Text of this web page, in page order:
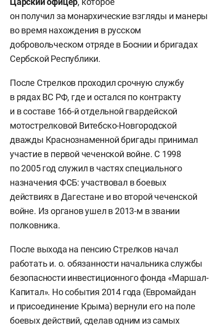
он получил за монархические взгляды и манеры
во время нахождения в русском
добровольческом отряде в Боснии и бригадах
Сербской Республики.
После Стрелков проходил срочную службу
в рядах ВС РФ, где и остался по контракту
и в составе 166-й отдельной гвардейской
мотострелковой Витебско-Новгородской
дважды Краснознаменной бригады принимал
участие в первой чеченской войне. С 1998
по 2005 год служил в частях специального
назначения ФСБ: участвовал в боевых
действиях в Дагестане и во второй чеченской
войне. Из органов ушел в 2013-м в звании
полковника.
После выхода на пенсию Стрелков начал
работать и. о. обязанности начальника службы
безопасности инвестиционного фонда «Маршал-
Капитал». Но события 2014 года (Евромайдан
и присоединение Крыма) вернули его на поле
боевых действий, сделав одним из самых